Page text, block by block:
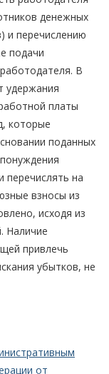
денежных
и перечислению
подачи
В
удержания
платы
которые
поданных
перечислять на
взносы из
исходя из
Наличие
привлечь
убытков, не
от